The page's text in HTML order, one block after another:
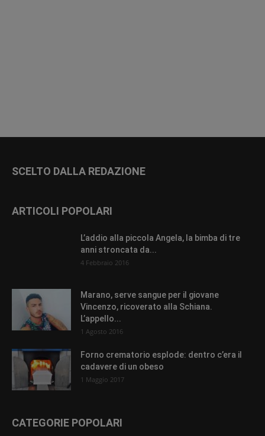
SCELTO DALLA REDAZIONE
ARTICOLI POPOLARI
L’addio alla piccola Angela, la bimba di tre
anni stroncata da...
4 Febbraio 2016
Marano, serve sangue per il giovane
Vincenzo, ricoverato alla Schiana.
L’appello...
1 Agosto 2016
Forno crematorio esplode: dentro c’era il
cadavere di un obeso
1 Maggio 2017
CATEGORIE POPOLARI